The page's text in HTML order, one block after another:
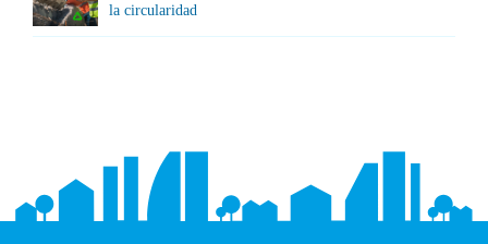
la circularidad